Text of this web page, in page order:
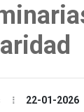
22-01-2026